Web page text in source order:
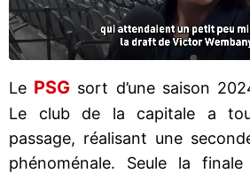
Le PSG sort d’une saison
Le club de la capitale a
passage, réalisant une
phénoménale. Seule la